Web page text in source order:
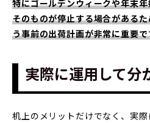
特にゴールデンウィークや年末
そのものが停止する場合がある
う事前の出荷計画が非常に重要で
実際に運用して分
机上のメリットだけでなく、実